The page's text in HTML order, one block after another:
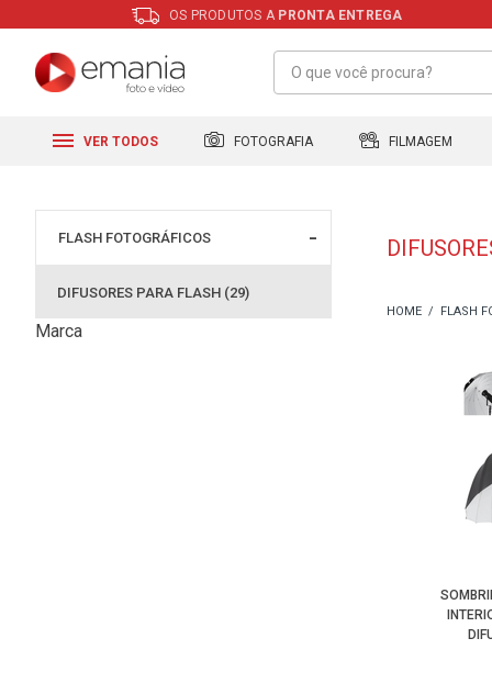
OS PRODUTOS A PRONTA ENTREGA
VER TODOS FOTOGRAFIA FILMAGEM
FLASH FOTOGRÁFICOS
DIFUSORES PARA FLASH (29)
Marca
FLASH